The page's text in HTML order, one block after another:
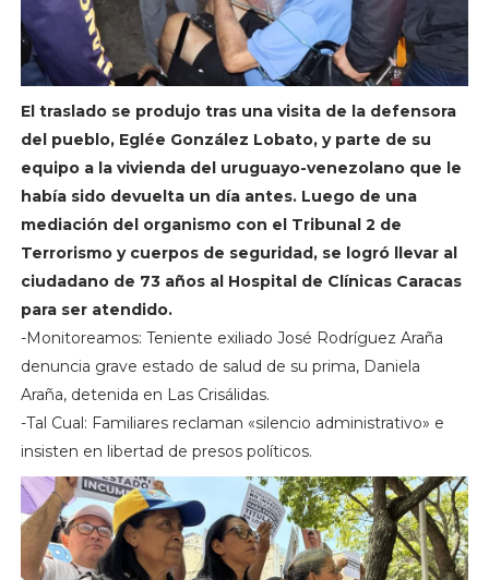
El traslado se produjo tras una visita de la defensora
del pueblo, Eglée González Lobato, y parte de su
equipo a la vivienda del uruguayo-venezolano que le
había sido devuelta un día antes. Luego de una
mediación del organismo con el Tribunal 2 de
Terrorismo y cuerpos de seguridad, se logró llevar al
ciudadano de 73 años al Hospital de Clínicas Caracas
para ser atendido.
-Monitoreamos: Teniente exiliado José Rodríguez Araña
denuncia grave estado de salud de su prima, Daniela
Araña, detenida en Las Crisálidas.
-Tal Cual: Familiares reclaman «silencio administrativo» e
insisten en libertad de presos políticos.